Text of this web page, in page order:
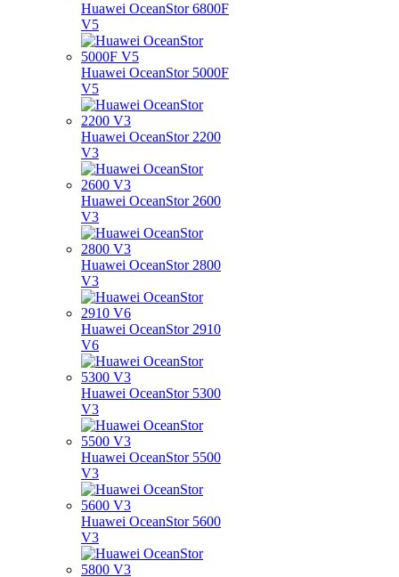
Huawei OceanStor 6800F
V5
Huawei OceanStor 5000F
V5
Huawei OceanStor 2200
V3
Huawei OceanStor 2600
V3
Huawei OceanStor 2800
V3
Huawei OceanStor 2910
V6
Huawei OceanStor 5300
V3
Huawei OceanStor 5500
V3
Huawei OceanStor 5600
V3